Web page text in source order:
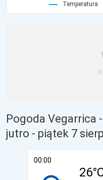
Temperatura
Pogoda Vegarrica
jutro - piątek 7
00:00